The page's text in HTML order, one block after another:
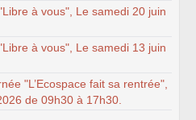
à vous", Le samedi 20 juin
à vous", Le samedi 13 juin
"L’Ecospace fait sa rentrée",
de 09h30 à 17h30.